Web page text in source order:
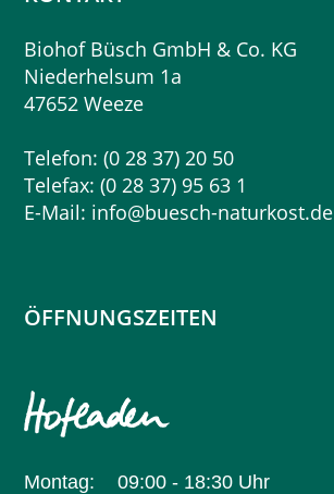
Biohof Büsch GmbH & Co. KG
Niederhelsum 1a
47652 Weeze
Telefon: (0 28 37) 20 50
Telefax: (0 28 37) 95 63 1
E-Mail: info@buesch-naturkost.de
ÖFFNUNGSZEITEN
Montag:
09:00 - 18:30 Uhr